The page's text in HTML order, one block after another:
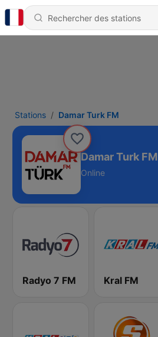
Stations Damar Turk FM
Damar Turk FM
Online
Radyo 7 FM Kral FM